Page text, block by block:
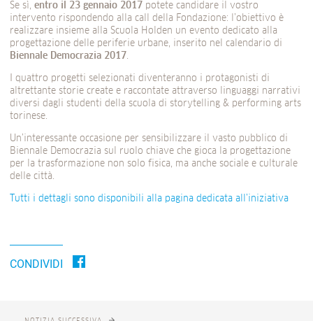
Se sì, entro il 23 gennaio 2017 potete candidare il vostro
intervento rispondendo alla call della Fondazione: l’obiettivo è
realizzare insieme alla Scuola Holden un evento dedicato alla
progettazione delle periferie urbane, inserito nel calendario di
Biennale Democrazia 2017.
I quattro progetti selezionati diventeranno i protagonisti di
altrettante storie create e raccontate attraverso linguaggi narrativi
diversi dagli studenti della scuola di storytelling & performing arts
torinese.
Un’interessante occasione per sensibilizzare il vasto pubblico di
Biennale Democrazia sul ruolo chiave che gioca la progettazione
per la trasformazione non solo fisica, ma anche sociale e culturale
delle città.
Tutti i dettagli sono disponibili alla pagina dedicata all’iniziativa
CONDIVIDI